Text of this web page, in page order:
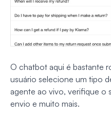
O chatbot aqui é bastante
usuário selecione um tipo
agente ao vivo, verifique o
envio e muito mais.